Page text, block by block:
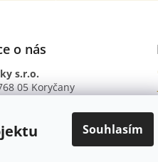
Souhlasím
o nás
s.r.o.
05 Koryčany
2010 (Fio banka)